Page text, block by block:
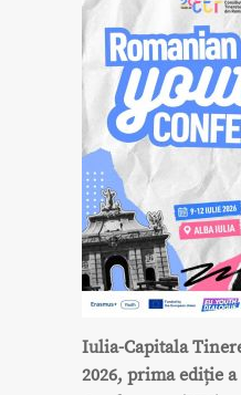
Iulia-Capitala
2026, prima ediție